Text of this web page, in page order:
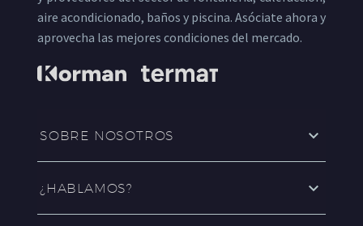
aire acondicionado, baños y piscina. Asóciate ahora y
aprovecha las mejores condiciones del mercado.
SOBRE NOSOTROS
¿HABLAMOS?